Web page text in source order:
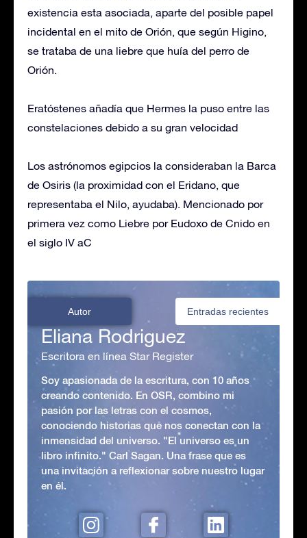
existencia esta asociada, aparte del posible papel
incidental en el mito de Orión, que según Higino,
se trataba de una liebre que huía del perro de
Orión.
Eratóstenes añadía que Hermes la puso entre las
constelaciones debido a su gran velocidad
Los astrónomos egipcios la consideraban la Barca
de Osiris (la proximidad con el Eridano, que
representaba el Nilo, ayudaba). Mencionado por
primera vez como Liebre por Eudoxo de Cnido en
el siglo IV aC
Autor Entradas recientes
Eliana Rodriguez
Escritora en línea Star Register
Soy apasionada de la escritura, con 10 años
creando contenido. En OSR, combino mi
pasión por las letras con el cosmos,
conociendo historias que nos conectan con la
inmensidad del universo. "El universo es un
libro infinito." Carl Sagan. Una frase que es
una invitación a reflexionar sobre nuestro lugar
en él.